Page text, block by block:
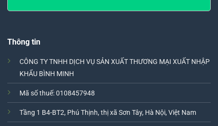
Thông tin
CÔNG TY TNHH DỊCH VỤ SẢN XUẤT THƯƠNG MẠI XUẤT NHẬP
KHẨU BÌNH MINH
Mã số thuế: 0108457948
Tầng 1 B4-BT2, Phú Thịnh, thị xã Sơn Tây, Hà Nội, Việt Nam